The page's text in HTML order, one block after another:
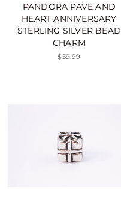
PANDORA PAVE AND
HEART ANNIVERSARY
STERLING SILVER BEAD
CHARM
$59.99